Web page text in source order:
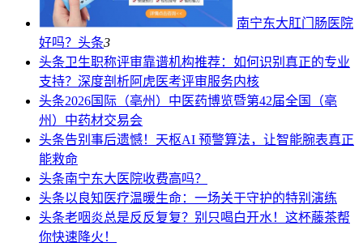
南宁东大肛门肠医院
好吗？ 头条3
头条卫生职称评审靠谱机构推荐：如何识别真正的专业
支持？深度剖析阿虎医考评审服务内核
头条2026国际（亳州）中医药博览暨第42届全国（亳
州）中药材交易会
头条告别事后遗憾！天枢AI 预警算法，让智能腕表真正
能救命
头条南宁东大医院收费高吗？
头条以良知医疗温暖生命：一场关于守护的特别演练
头条老咽炎总是反反复复？别只喝白开水！这杯藤茶帮
你快速降火！